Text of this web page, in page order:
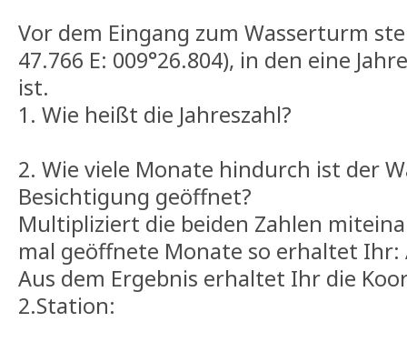
Vor dem Eingang zum Wasserturm
47.766 E: 009°26.804), in den eine
ist.
1. Wie heißt die Jahreszahl?
2. Wie viele Monate hindurch ist der
Besichtigung geöffnet?
Multipliziert die beiden Zahlen
mal geöffnete Monate so erhaltet Ihr:
Aus dem Ergebnis erhaltet Ihr die
2.Station: